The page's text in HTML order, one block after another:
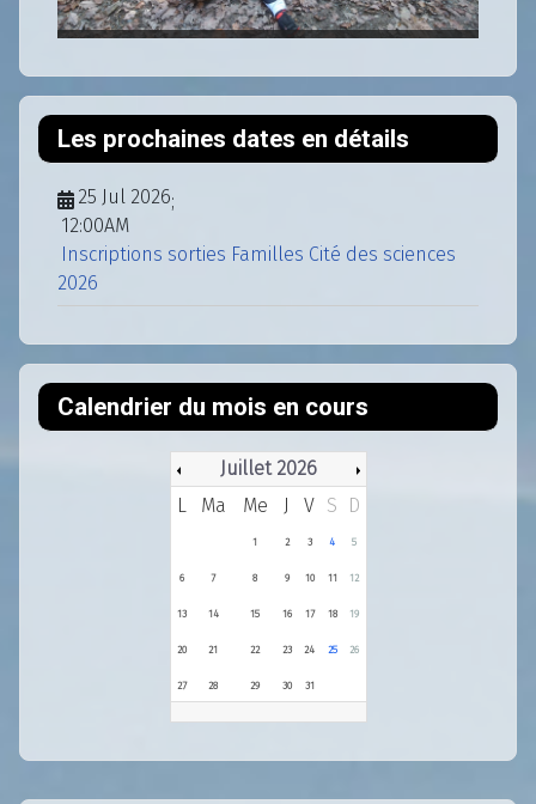
Les prochaines dates en détails
25 Jul 2026;
12:00AM
Inscriptions sorties Familles Cité des sciences
2026
Calendrier du mois en cours
Juillet 2026
L
Ma Me J V S D
1 2 3 4 5
6 7 8 9 10 11 12
13 14 15 16 17 18 19
20 21 22 23 24 25 26
27 28 29 30 31